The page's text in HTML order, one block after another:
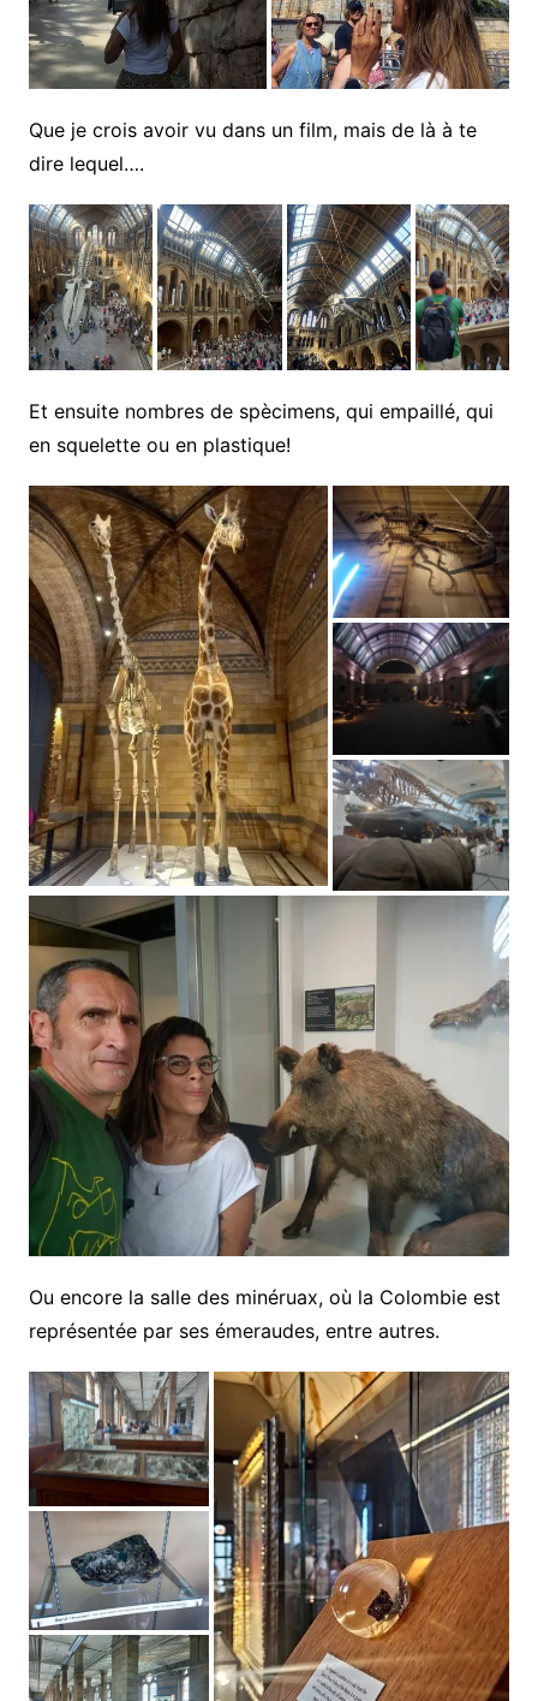
Que je crois avoir vu dans un film, mais de là à te
dire lequel….
Et ensuite nombres de spècimens, qui empaillé, qui
en squelette ou en plastique!
Ou encore la salle des minéruax, où la Colombie est
représentée par ses émeraudes, entre autres.